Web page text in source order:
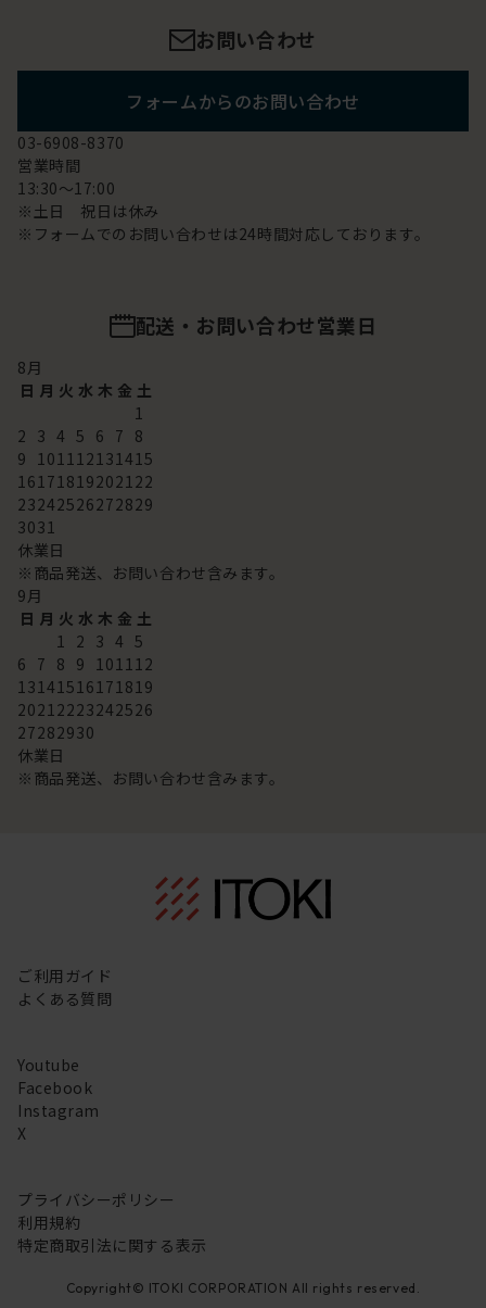
お問い合わせ
フォームからのお問い合わせ
03-6908-8370
営業時間
13:30～17:00
※土日 祝日は休み
※フォームでのお問い合わせは24時間対応しております。
配送・お問い合わせ営業日
8月
日 月 火 水 木 金 土
1
2 3 4 5 6 7 8
9 101112131415
16171819202122
23242526272829
3031
休業日
※商品発送、お問い合わせ含みます。
9月
日 月 火 水 木 金 土
1 2 3 4 5
6 7 8 9 101112
13141516171819
20212223242526
27282930
休業日
※商品発送、お問い合わせ含みます。
ご利用ガイド
よくある質問
Youtube
Facebook
Instagram
X
プライバシーポリシー
利用規約
特定商取引法に関する表示
Copyright© ITOKI CORPORATION All rights reserved.